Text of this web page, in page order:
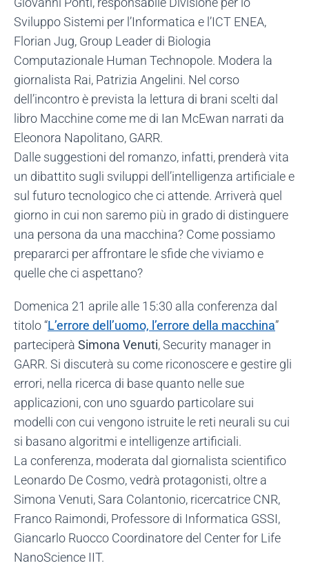
Sviluppo Sistemi per l’Informatica e l’ICT ENEA,
Florian Jug, Group Leader di Biologia
Computazionale Human Technopole. Modera la
giornalista Rai, Patrizia Angelini. Nel corso
dell’incontro è prevista la lettura di brani scelti dal
libro Macchine come me di Ian McEwan narrati da
Eleonora Napolitano, GARR.
Dalle suggestioni del romanzo, infatti, prenderà vita
un dibattito sugli sviluppi dell’intelligenza artificiale e
sul futuro tecnologico che ci attende. Arriverà quel
giorno in cui non saremo più in grado di distinguere
una persona da una macchina? Come possiamo
prepararci per affrontare le sfide che viviamo e
quelle che ci aspettano?
Domenica 21 aprile alle 15:30 alla conferenza dal
titolo “L’errore dell’uomo, l’errore della macchina”
parteciperà Simona Venuti, Security manager in
GARR. Si discuterà su come riconoscere e gestire gli
errori, nella ricerca di base quanto nelle sue
applicazioni, con uno sguardo particolare sui
modelli con cui vengono istruite le reti neurali su cui
si basano algoritmi e intelligenze artificiali.
La conferenza, moderata dal giornalista scientifico
Leonardo De Cosmo, vedrà protagonisti, oltre a
Simona Venuti, Sara Colantonio, ricercatrice CNR,
Franco Raimondi, Professore di Informatica GSSI,
Giancarlo Ruocco Coordinatore del Center for Life
NanoScience IIT.